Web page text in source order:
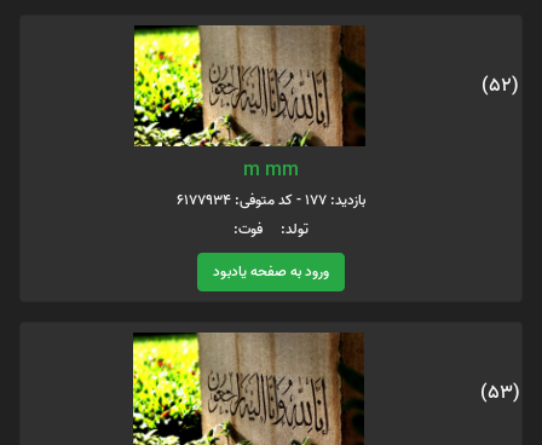
(52)
m mm
بازدید: 177 - کد متوفی: 6177934
تولد: فوت:
ورود به صفحه یادبود
(53)